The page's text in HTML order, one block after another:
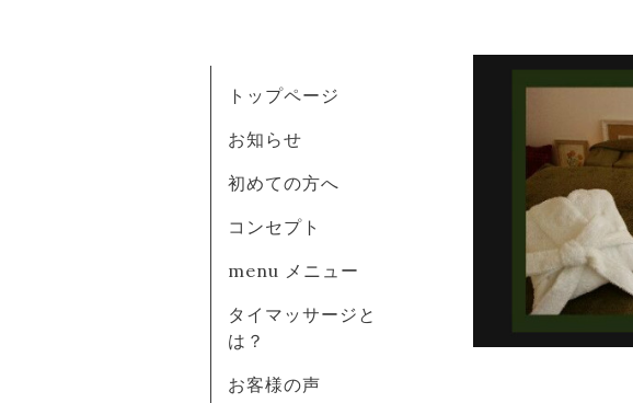
トップページ
お知らせ
初めての方へ
コンセプト
menu メニュー
タイマッサージと
は？
お客様の声